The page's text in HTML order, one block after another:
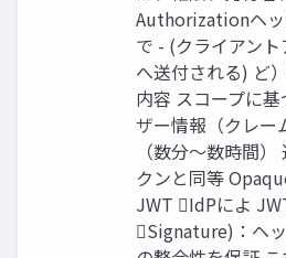
Authorizationヘ
で - (クライアン
へ送付される) ど
内容 スコープに
ザー情報（クレー
（数分～数時間
クンと同等
JWT IdPによ
Signature)：ヘ